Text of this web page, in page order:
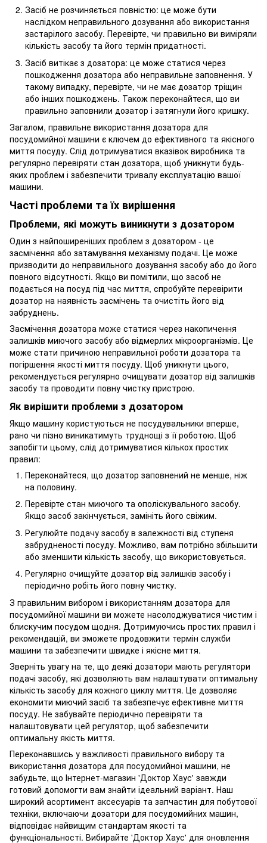
Засіб не розчиняється повністю: це може бути
наслідком неправильного дозування або використання
застарілого засобу. Перевірте, чи правильно ви виміряли
кількість засобу та його термін придатності.
Засіб витікає з дозатора: це може статися через
пошкодження дозатора або неправильне заповнення. У
такому випадку, перевірте, чи не має дозатор тріщин
або інших пошкоджень. Також переконайтеся, що ви
правильно заповнили дозатор і затягнули його кришку.
Загалом, правильне використання дозатора для
посудомийної машини є ключем до ефективного та якісного
миття посуду. Слід дотримуватися вказівок виробника та
регулярно перевіряти стан дозатора, щоб уникнути будь-
яких проблем і забезпечити тривалу експлуатацію вашої
машини.
Часті проблеми та їх вирішення
Проблеми, які можуть виникнути з дозатором
Один з найпоширеніших проблем з дозатором - це
засмічення або затамування механізму подачі. Це може
призводити до неправильного дозування засобу або до його
повного відсутності. Якщо ви помітили, що засоб не
подається на посуд під час миття, спробуйте перевірити
дозатор на наявність засмічень та очистіть його від
забруднень.
Засмічення дозатора може статися через накопичення
залишків миючого засобу або відмерлих мікроорганізмів. Це
може стати причиною неправильної роботи дозатора та
погіршення якості миття посуду. Щоб уникнути цього,
рекомендується регулярно очищувати дозатор від залишків
засобу та проводити повну чистку пристрою.
Як вирішити проблеми з дозатором
Якщо машину користуються не посудувальники вперше,
рано чи пізно виникатимуть труднощі з її роботою. Щоб
запобігти цьому, слід дотримуватися кількох простих
правил:
Переконайтеся, що дозатор заповнений не менше, ніж
на половину.
Перевірте стан миючого та ополіскувального засобу.
Якщо засоб закінчується, замініть його свіжим.
Регулюйте подачу засобу в залежності від ступеня
забрудненості посуду. Можливо, вам потрібно збільшити
або зменшити кількість засобу, що використовується.
Регулярно очищуйте дозатор від залишків засобу і
періодично робіть його повну чистку.
З правильним вибором і використанням дозатора для
посудомийної машини ви можете насолоджуватися чистим і
блискучим посудом щодня. Дотримуючись простих правил і
рекомендацій, ви зможете продовжити термін служби
машини та забезпечити швидке і якісне миття.
Зверніть увагу на те, що деякі дозатори мають регулятори
подачі засобу, які дозволяють вам налаштувати оптимальну
кількість засобу для кожного циклу миття. Це дозволяє
економити миючий засіб та забезпечує ефективне миття
посуду. Не забувайте періодично перевіряти та
налаштовувати цей регулятор, щоб забезпечити
оптимальну якість миття.
Переконавшись у важливості правильного вибору та
використання дозатора для посудомийної машини, не
забудьте, що Інтернет-магазин 'Доктор Хаус' завжди
готовий допомогти вам знайти ідеальний варіант. Наш
широкий асортимент аксесуарів та запчастин для побутової
техніки, включаючи дозатори для посудомийних машин,
відповідає найвищим стандартам якості та
функціональності. Вибирайте 'Доктор Хаус' для оновлення